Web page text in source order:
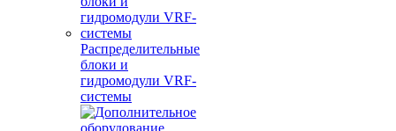
Распределительные
блоки и
гидромодули VRF-
системы